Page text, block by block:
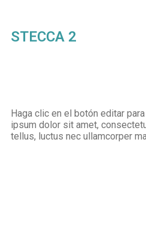
STECCA 2
Haga clic en el botón editar
ipsum dolor sit amet,
tellus, luctus nec ullamcorper